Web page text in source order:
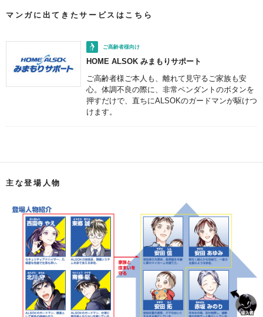
マンガに出てきたサービスはこちら
ご高齢者様向け
HOME ALSOK みまもりサポート
ご高齢者様ご本人も、離れて見守るご家族も安
心。体調不良の際に、非常ペンダントのボタンを
押すだけで、直ちにALSOKのガードマンが駆けつ
けます。
主な登場人物